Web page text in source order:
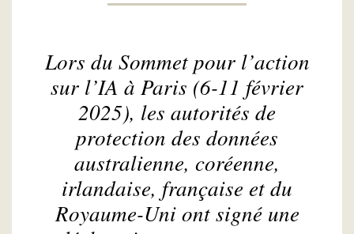
Lors du Sommet pour l’action
sur l’IA à Paris (6-11 février
2025), les autorités de
protection des données
australienne, coréenne,
irlandaise, française et du
Royaume-Uni ont signé une